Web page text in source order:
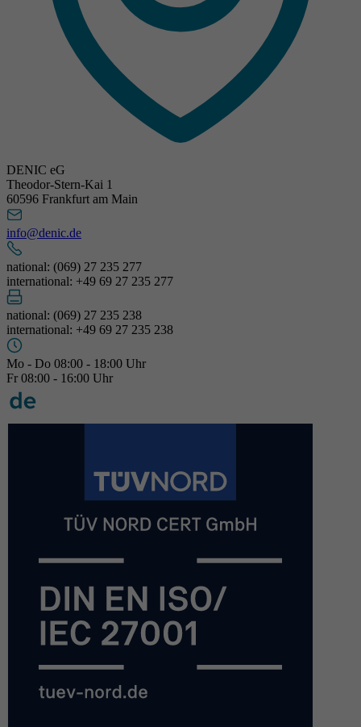
DENIC eG
Theodor-Stern-Kai 1
60596 Frankfurt am Main
info@denic.de
national: (069) 27 235 277
international: +49 69 27 235 277
national: (069) 27 235 238
international: +49 69 27 235 238
Mo - Do 08:00 - 18:00 Uhr
Fr 08:00 - 16:00 Uhr